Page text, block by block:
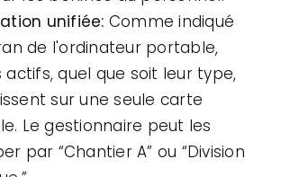
unifiée: Comme indiqué
de l'ordinateur portable,
actifs, quel que soit leur type,
sur une seule carte
Le gestionnaire peut les
par “Chantier A” ou “Division